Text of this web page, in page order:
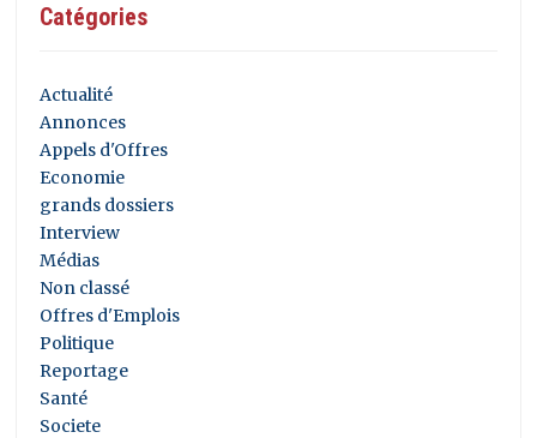
Catégories
Actualité
Annonces
Appels d'Offres
Economie
grands dossiers
Interview
Médias
Non classé
Offres d'Emplois
Politique
Reportage
Santé
Societe